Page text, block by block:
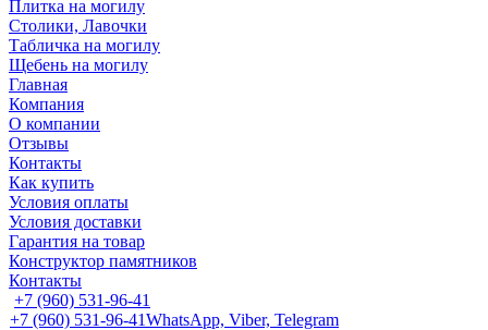
Плитка на могилу
Столики, Лавочки
Табличка на могилу
Щебень на могилу
Главная
Компания
О компании
Отзывы
Контакты
Как купить
Условия оплаты
Условия доставки
Гарантия на товар
Конструктор памятников
Контакты
+7 (960) 531-96-41
+7 (960) 531-96-41WhatsApp, Viber, Telegram